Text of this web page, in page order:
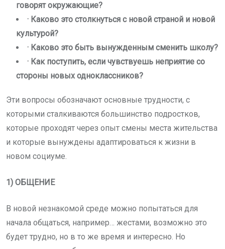
говорят окружающие?
· Каково это столкнуться с новой страной и новой
культурой?
· Каково это быть вынужденным сменить школу?
· Как поступить, если чувствуешь неприятие со
стороны новых одноклассников?
Эти вопросы обозначают основные трудности, с
которыми сталкиваются большинство подростков,
которые проходят через опыт смены места жительства
и которые вынуждены адаптироваться к жизни в
новом социуме.
1) ОБЩЕНИЕ
В новой незнакомой среде можно попытаться для
начала общаться, например… жестами, возможно это
будет трудно, но в то же время и интересно. Но